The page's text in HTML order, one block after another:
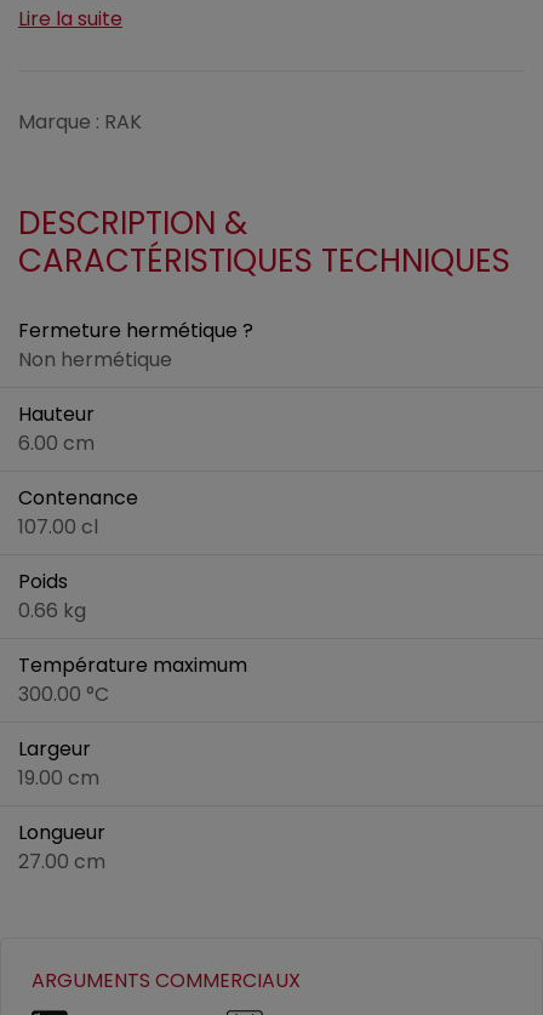
Lire la suite
Marque : RAK
DESCRIPTION &
CARACTÉRISTIQUES TECHNIQUES
Fermeture hermétique ?
Non hermétique
Hauteur
6.00 cm
Contenance
107.00 cl
Poids
0.66 kg
Température maximum
300.00 °C
Largeur
19.00 cm
Longueur
27.00 cm
ARGUMENTS COMMERCIAUX